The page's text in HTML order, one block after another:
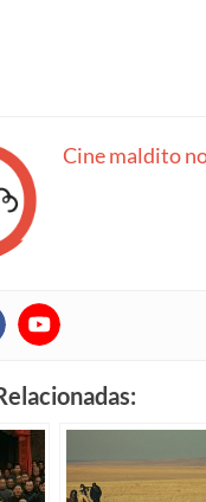
Cine maldito